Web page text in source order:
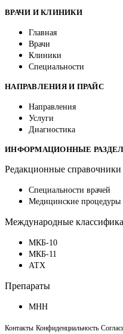
ВРАЧИ И КЛИНИКИ
Главная
Врачи
Клиники
Специальности
НАПРАВЛЕНИЯ И ПРАЙС
Направления
Услуги
Диагностика
ИНФОРМАЦИОННЫЕ
Редакционные справочники
Специальности врачей
Медицинские процедуры
Международные
МКБ-10
МКБ-11
АТХ
Препараты
МНН
Контакты Конфиденциальность